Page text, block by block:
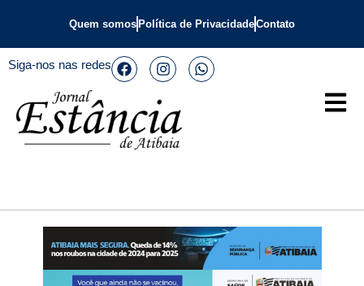
Quem somos Política de PrivacidadeContato
Siga-nos nas redes